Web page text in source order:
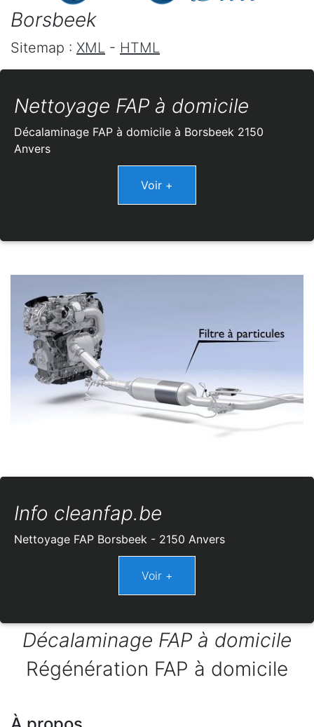
Borsbeek
Sitemap : XML - HTML
Nettoyage FAP à domicile
Décalaminage FAP à domicile à Borsbeek 2150
Anvers
Voir +
Info cleanfap.be
Nettoyage FAP Borsbeek - 2150 Anvers
Décalaminage FAP à domicile
Régénération FAP à domicile